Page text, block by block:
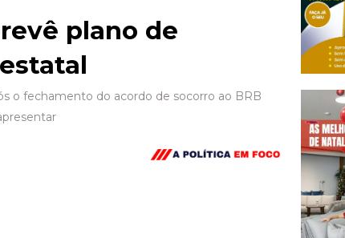
plano de
o fechamento do acordo de socorro ao BRB